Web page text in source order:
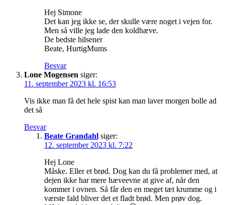
Hej Simone
Det kan jeg ikke se, der skulle være noget i vejen for.
Men så ville jeg lade den koldhæve.
De bedste hilsener
Beate, HurtigMums
Besvar
Lone Mogensen siger:
11. september 2023 kl. 16:53
Vis ikke man få det hele spist kan man laver morgen bolle ad
det så
Besvar
Beate Grandahl siger:
12. september 2023 kl. 7:22
Hej Lone
Måske. Eller et brød. Dog kan du få problemer med, at
dejen ikke har mere hæveevne at give af, når den
kommer i ovnen. Så får den en meget tæt krumme og i
værste fald bliver det et fladt brød. Men prøv dog.